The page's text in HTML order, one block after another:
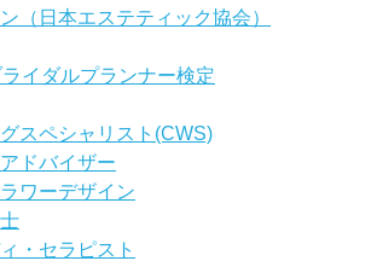
（日本エステティック協会）
イダルプランナー検定
スペシャリスト(CWS)
ドバイザー
ワーデザイン
・セラピスト